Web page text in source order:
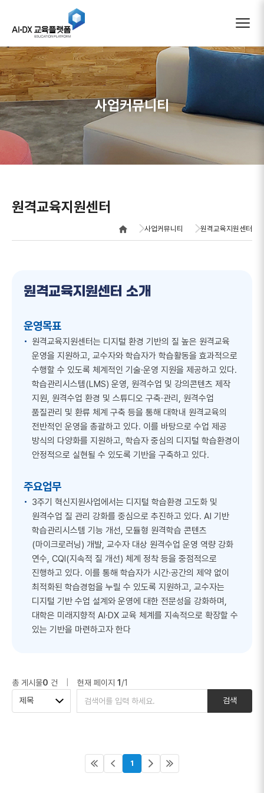
AIDX 교육플랫폼
사업커뮤니티
원격교육지원센터
사업커뮤니티 원격교육지원센터
원격교육지원센터 소개
운영목표
원격교육지원센터는 디지털 환경 기반의 질 높은 원격교육
운영을 지원하고, 교수자와 학습자가 학습활동을 효과적으로
수행할 수 있도록 체계적인 기술·운영 지원을 제공하고 있다.
학습관리시스템(LMS) 운영, 원격수업 및 강의콘텐츠 제작
지원, 원격수업 환경 및 스튜디오 구축·관리, 원격수업
품질관리 및 환류 체계 구축 등을 통해 대학내 원격교육의
전반적인 운영을 총괄하고 있다. 이를 바탕으로 수업 제공
방식의 다양화를 지원하고, 학습자 중심의 디지털 학습환경이
안정적으로 실현될 수 있도록 기반을 구축하고 있다.
주요업무
3주기 혁신지원사업에서는 디지털 학습환경 고도화 및
원격수업 질 관리 강화를 중심으로 추진하고 있다. AI 기반
학습관리시스템 기능 개선, 모듈형 원격학습 콘텐츠
(마이크로러닝) 개발, 교수자 대상 원격수업 운영 역량 강화
연수, CQI(지속적 질 개선) 체계 정착 등을 중점적으로
진행하고 있다. 이를 통해 학습자가 시간·공간의 제약 없이
최적화된 학습경험을 누릴 수 있도록 지원하고, 교수자는
디지털 기반 수업 설계와 운영에 대한 전문성을 강화하며,
대학은 미래지향적 AI·DX 교육 체계를 지속적으로 확장할 수
있는 기반을 마련하고자 한다
총 게시물0 건 현재 페이지 1 /1
검색 구분
제목 검색어 검색
1